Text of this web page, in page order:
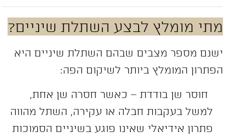
מומלץ לבצע השתלת שיניים?
מספר מצבים שבהם השתלת שיניים היא
המומלץ ביותר לשיקום הפה:
חוסר שן בודדת – כאשר חסרה שן אחת,
למשל בעקבות חבלה או עקירה, השתל מהווה
פתרון אידיאלי שאינו פוגע בשיניים הסמוכות